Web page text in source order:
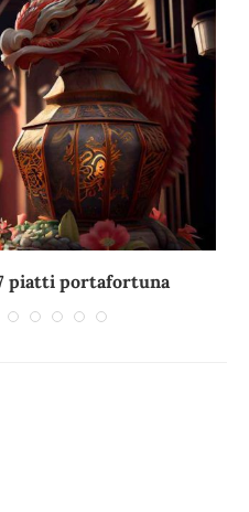
piatti portafortuna